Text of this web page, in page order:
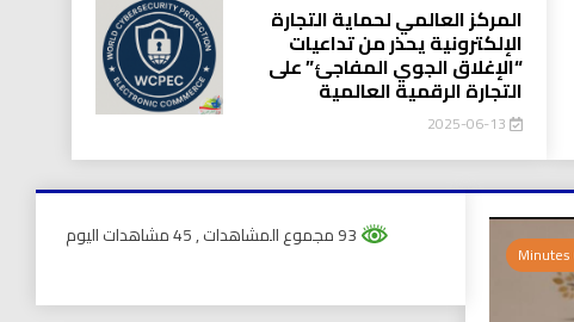
المركز العالمي لحماية التجارة
الإلكترونية يحذر من تداعيات
“الإغلاق الجوي المفاجئ” على
التجارة الرقمية العالمية
2025-06-13
, 45 مشاهدات اليوم